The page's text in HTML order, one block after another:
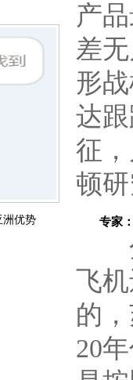
洲优势
产
差
形
达
征
顿
专家：
分
飞
的
20